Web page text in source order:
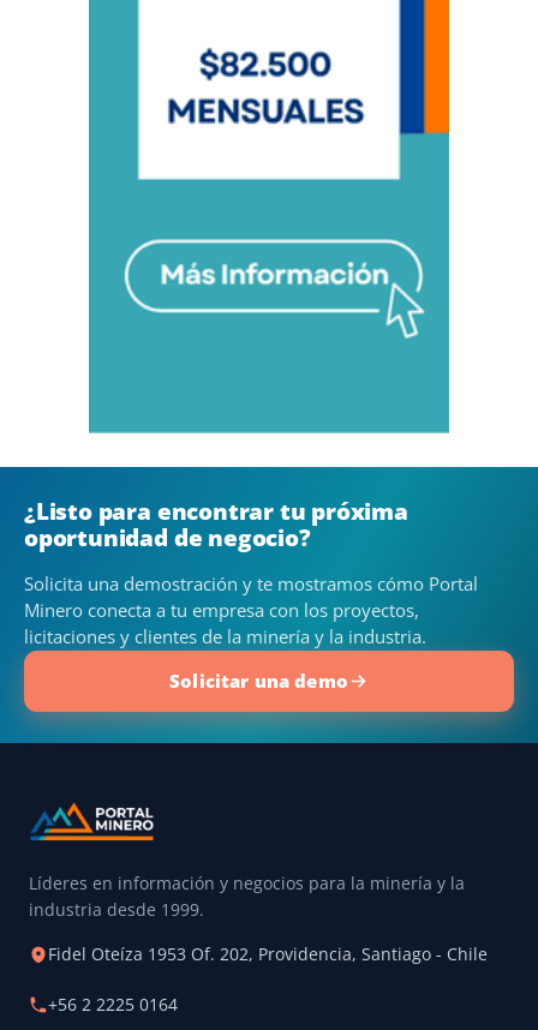
¿Listo para encontrar tu próxima
oportunidad de negocio?
Solicita una demostración y te mostramos cómo Portal
Minero conecta a tu empresa con los proyectos,
licitaciones y clientes de la minería y la industria.
Solicitar una demo
Líderes en información y negocios para la minería y la
industria desde 1999.
Fidel Oteíza 1953 Of. 202, Providencia, Santiago - Chile
+56 2 2225 0164